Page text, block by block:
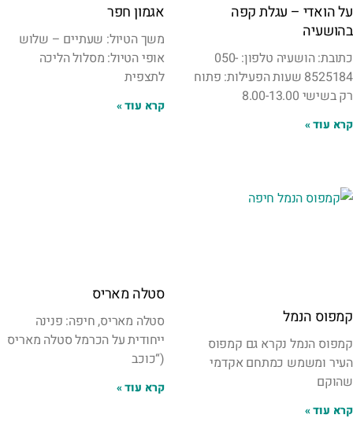
על הואדי – עגלת קפה
בהושעיה
כתובת: הושעיה טלפון: 050-
8525184 שעות הפעילות: פתוח
רק בשישי 8.00-13.00
קרא עוד »
אגמון חפר
משך הטיול: שעתיים – שלוש
אופי הטיול: מסלול הליכה
לתצפית
קרא עוד »
קמפוס הנמל
קמפוס הנמל נקרא גם קמפוס
העיר ומשמש כמתחם אקדמי
שהוקם
קרא עוד »
סטלה מאריס
סטלה מאריס, חיפה: פנינה
ייחודית על הכרמל סטלה מאריס
(“כוכב
קרא עוד »